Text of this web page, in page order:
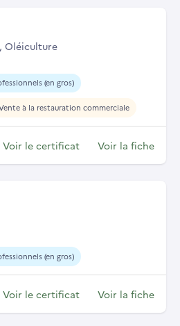
Oléiculture
(en gros)
à la restauration commerciale
Voir le certificat Voir la fiche
(en gros)
Voir le certificat Voir la fiche